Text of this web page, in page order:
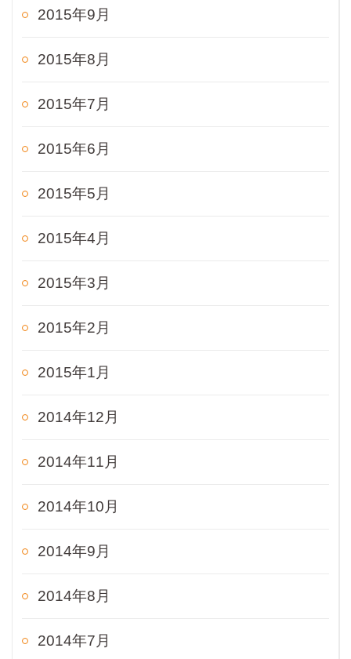
2015年9月
2015年8月
2015年7月
2015年6月
2015年5月
2015年4月
2015年3月
2015年2月
2015年1月
2014年12月
2014年11月
2014年10月
2014年9月
2014年8月
2014年7月